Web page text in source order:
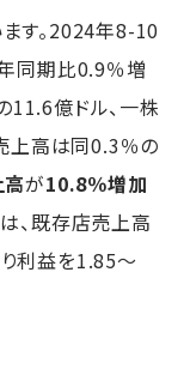
す。2024年8-10
同期比0.9％増
億ドル、一株
上高は同0.3％の
高が10.8％増加
、既存店売上高
利益を1.85～